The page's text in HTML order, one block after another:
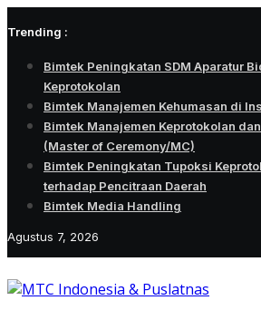
to
Trending :
Bimtek Peningkatan SDM Aparatur
Keprotokolan
Bimtek Manajemen Kehumasan di
Bimtek Manajemen Keprotokolan
(Master of Ceremony/MC)
Bimtek Peningkatan Tupoksi
terhadap Pencitraan Daerah
Bimtek Media Handling
Agustus 7, 2026